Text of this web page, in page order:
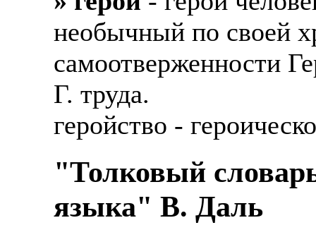
необычный по своей
самоотверженности
Г. труда.
геройство -
"Толковый
языка" В. Даль